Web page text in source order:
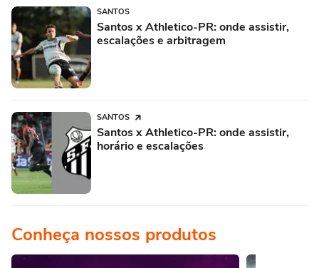
SANTOS
Santos x Athletico-PR: onde assistir,
escalações e arbitragem
SANTOS
Santos x Athletico-PR: onde assistir,
horário e escalações
Conheça nossos produtos